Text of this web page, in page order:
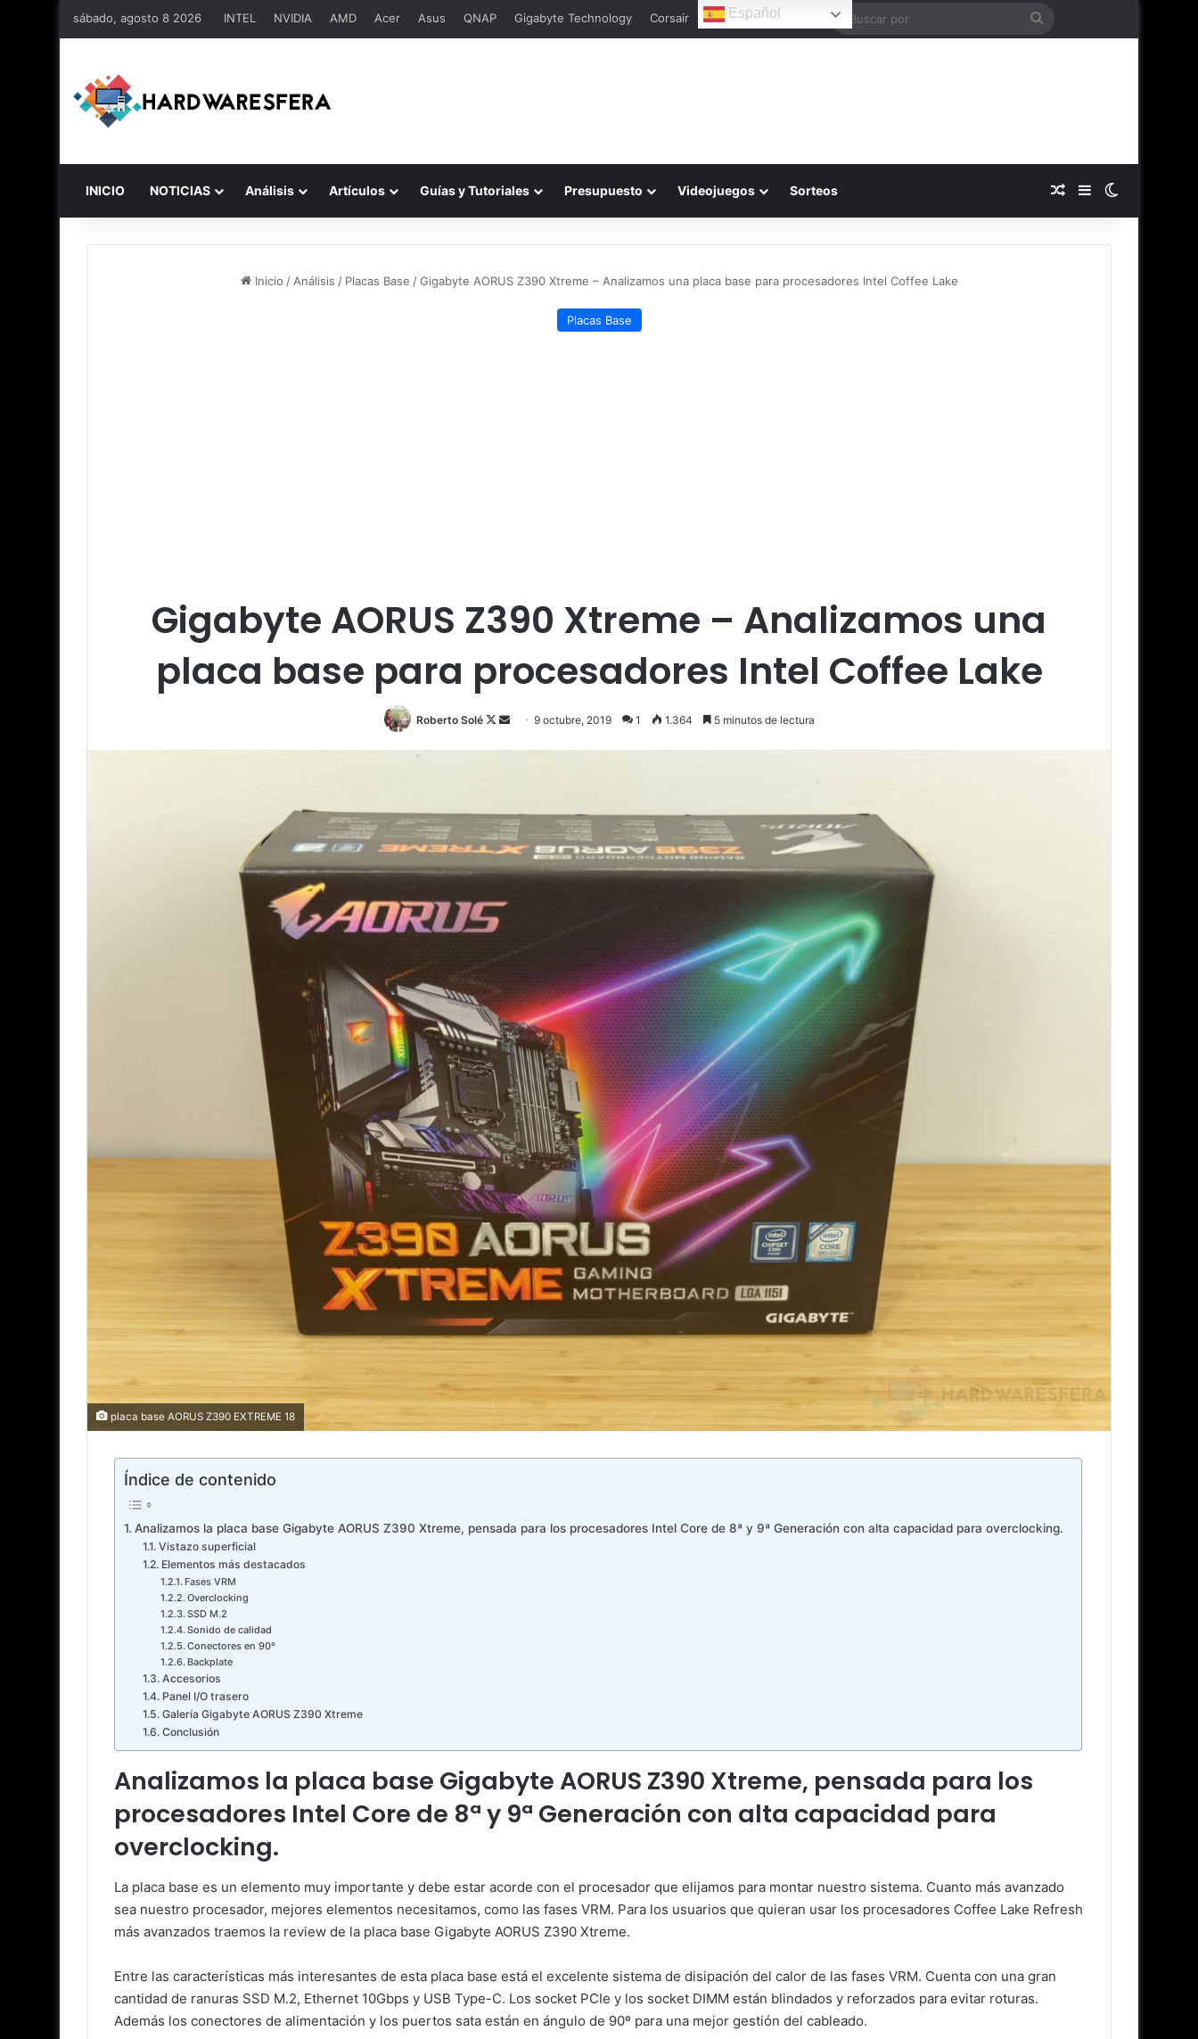
sábado, agosto 8 2026 INTEL NVIDIA AMD Acer Asus QNAP Gigabyte Technology Corsair Español
Buscar
INICIO NOTICIAS Análisis Artículos Guías y Tutoriales Presupuesto Videojuegos Sorteos Publicación al azar
Barra lateral
Inicio / Análisis / Placas Base / Gigabyte AORUS Z390 Xtreme – Analizamos una placa base para procesadores Intel Coffee Lake
Placas Base
Gigabyte AORUS Z390 Xtreme – Analizamos una
placa base para procesadores Intel Coffee Lake
Roberto Solé
Follow
Send9 octubre, 2019 1 1.364 5 minutos de lectura
placa base AORUS Z390 EXTREME 18
Índice de contenido
Analizamos la placa base Gigabyte AORUS Z390 Xtreme, pensada para los procesadores Intel Core de 8ª y 9ª Generación con alta capacidad para overclocking.
Vistazo superficial
Elementos más destacados
Fases VRM
Overclocking
SSD M.2
Sonido de calidad
Conectores en 90º
Backplate
Accesorios
Panel I/O trasero
Galería Gigabyte AORUS Z390 Xtreme
Conclusión
Analizamos la placa base Gigabyte AORUS Z390 Xtreme, pensada para los
procesadores Intel Core de 8ª y 9ª Generación con alta capacidad para
overclocking.
La placa base es un elemento muy importante y debe estar acorde con el procesador que elijamos para montar nuestro sistema. Cuanto más avanzado
sea nuestro procesador, mejores elementos necesitamos, como las fases VRM. Para los usuarios que quieran usar los procesadores Coffee Lake Refresh
más avanzados traemos la review de la placa base Gigabyte AORUS Z390 Xtreme.
Entre las características más interesantes de esta placa base está el excelente sistema de disipación del calor de las fases VRM. Cuenta con una gran
cantidad de ranuras SSD M.2, Ethernet 10Gbps y USB Type-C. Los socket PCIe y los socket DIMM están blindados y reforzados para evitar roturas.
Además los conectores de alimentación y los puertos sata están en ángulo de 90º para una mejor gestión del cableado.